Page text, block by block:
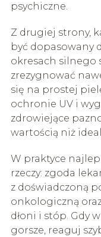
psychiczne.
Z drugiej strony,
być dopasowany
okresach silnego
zrezygnować
się na prostej
ochronie UV i
zdrowiejące
wartością niż
W praktyce
rzeczy: zgoda
z doświadczoną
onkologiczną
dłoni i stóp. Gdy
gorsze, reaguj